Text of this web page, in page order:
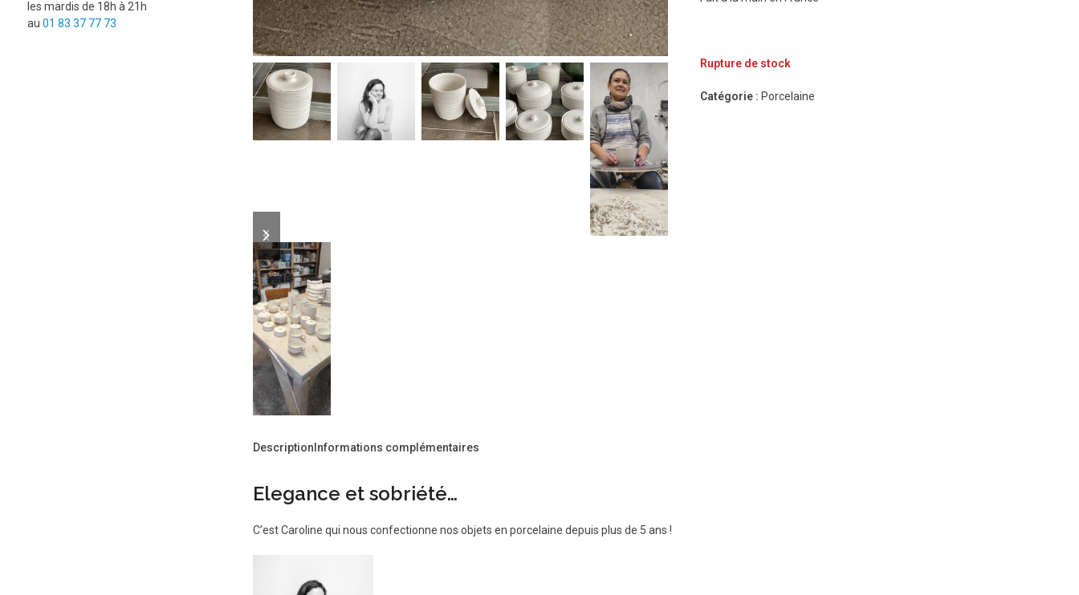
slide
slide
Rupture de stock
Catégorie : Porcelaine
Description Informations complémentaires
Elegance et sobriété…
C’est Caroline qui nous confectionne nos objets en porcelaine depuis plus de 5 ans !
les mardis de 18h à 21h
au 01 83 37 77 73